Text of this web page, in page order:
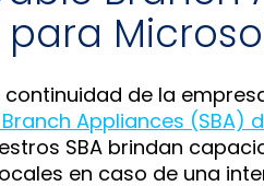
para
continuidad de la
Appliances (SBA)
SBA brindan
en caso de una